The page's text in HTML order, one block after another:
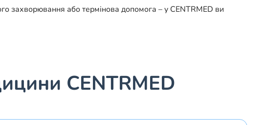
захворювання або термінова допомога – у CENTRMED ви
CENTRMED